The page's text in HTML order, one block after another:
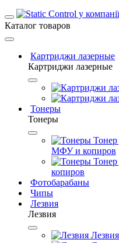
Каталог товаров
Картриджи лазерные
Картриджи лазерные
Тонеры
Тонеры
МФУ и копиров
копиров
Фотобарабаны
Чипы
Лезвия
Лезвия